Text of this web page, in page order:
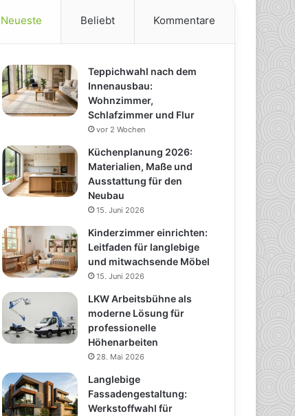
Neueste Beliebt Kommentare
Teppichwahl nach dem
Innenausbau:
Wohnzimmer,
Schlafzimmer und Flur
vor 2 Wochen
Küchenplanung 2026:
Materialien, Maße und
Ausstattung für den
Neubau
15. Juni 2026
Kinderzimmer einrichten:
Leitfaden für langlebige
und mitwachsende Möbel
15. Juni 2026
LKW Arbeitsbühne als
moderne Lösung für
professionelle
Höhenarbeiten
28. Mai 2026
Langlebige
Fassadengestaltung:
Werkstoffwahl für